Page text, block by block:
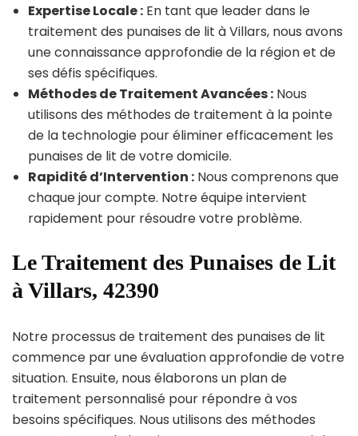
Expertise Locale : En tant que leader dans le
traitement des punaises de lit à Villars, nous avons
une connaissance approfondie de la région et de
ses défis spécifiques.
Méthodes de Traitement Avancées : Nous
utilisons des méthodes de traitement à la pointe
de la technologie pour éliminer efficacement les
punaises de lit de votre domicile.
Rapidité d’Intervention : Nous comprenons que
chaque jour compte. Notre équipe intervient
rapidement pour résoudre votre problème.
Le Traitement des Punaises de Lit
à Villars, 42390
Notre processus de traitement des punaises de lit
commence par une évaluation approfondie de votre
situation. Ensuite, nous élaborons un plan de
traitement personnalisé pour répondre à vos
besoins spécifiques. Nous utilisons des méthodes